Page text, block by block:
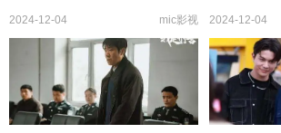
2024-12-04 mic影视 2024-12-04